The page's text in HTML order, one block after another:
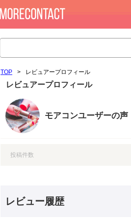
TOP > レビュアープロフィール
レビュアープロフィール
モアコンユーザーの声
投稿件数
レビュー履歴